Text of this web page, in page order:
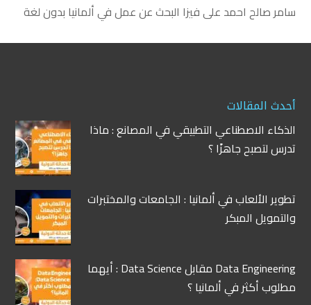
سامر صالح احمد علىفيزا البحث عن عمل في ألمانيا بدون لغة
أحدث المقالات
الذكاء الاصطناعي التطبيقي في المصانع : ماذا
تدرس لتصبح جاهزًا ؟
تطوير الألعاب في ألمانيا : الجامعات والمختبرات
والتمويل المبكر
Data Engineering مقابل Data Science : أيهما
مطلوب أكثر في ألمانيا ؟